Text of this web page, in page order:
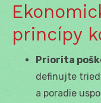
princípy
Priorita
definujte
a poradie